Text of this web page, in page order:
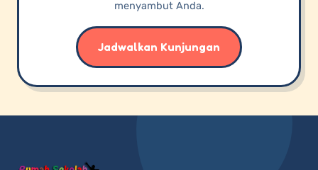
menyambut Anda.
Jadwalkan Kunjungan